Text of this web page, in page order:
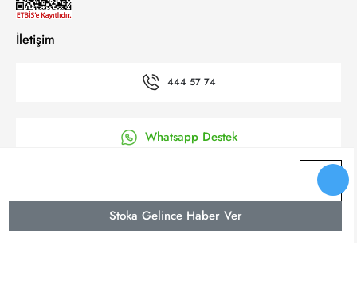
Stoka Gelince Haber Ver
İletişim
444 57 74
Whatsapp Destek